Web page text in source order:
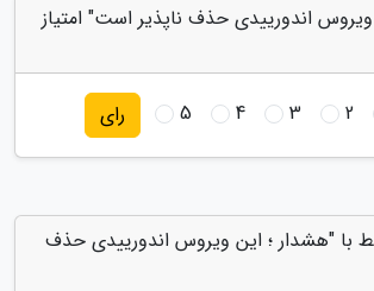
اندورییدی حذف ناپذیر است" امتیاز
2
3
4
5 رای
با "هشدار ؛ این ویروس اندورییدی حذف